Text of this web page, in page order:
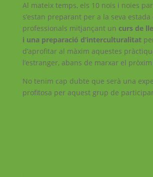
Al mateix temps, els 10 nois i noies
s’estan preparant per a la seva
professionals mitjançant un curs de
i una preparació d’interculturalitat
d’aprofitar al màxim aquestes
l’estranger, abans de marxar el
No tenim cap dubte que serà una
profitosa per aquest grup de